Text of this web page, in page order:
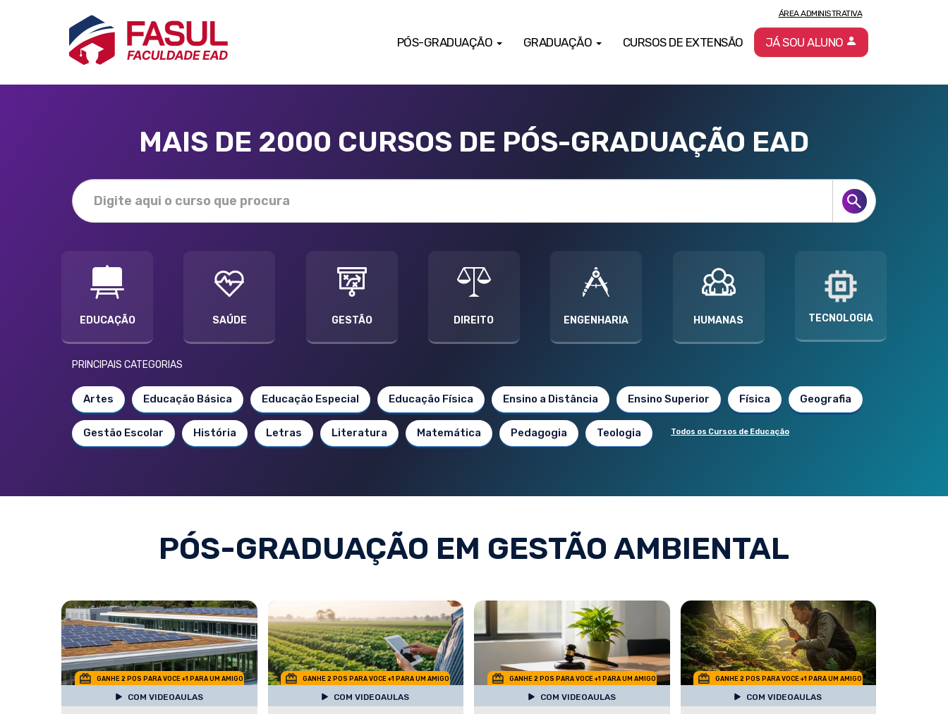
PÓS-GRADUAÇÃO GRADUAÇÃO CURSOS DE EXTENSÃO
ÁREA ADMINISTRATIVA
JÁ SOU ALUNO
MAIS DE 2000 CURSOS DE PÓS-GRADUAÇÃO EAD
EDUCAÇÃO SAÚDE GESTÃO DIREITO ENGENHARIA HUMANAS TECNOLOGIA
PRINCIPAIS CATEGORIAS
Artes Educação Básica Educação Especial Educação Física Ensino a Distância Ensino Superior Física Geografia
Gestão Escolar História Letras Literatura Matemática Pedagogia Teologia Todos os Cursos de Educação
PÓS-GRADUAÇÃO EM GESTÃO AMBIENTAL
GANHE 2 POS PARA VOCE +1 PARA UM AMIGO
COM VIDEOAULAS
GANHE 2 POS PARA VOCE +1 PARA UM AMIGO
COM VIDEOAULAS
GANHE 2 POS PARA VOCE +1 PARA UM AMIGO
COM VIDEOAULAS
GANHE 2 POS PARA VOCE +1 PARA UM AMIGO
COM VIDEOAULAS